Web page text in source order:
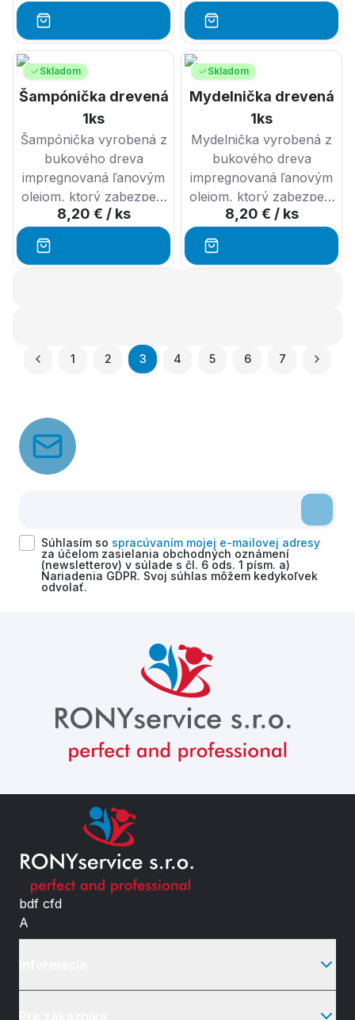
LÁSKYKVET je prírodný
tuhý šampón s obsahom
olivového oleja,
hydrolátom exotického
kvetu ylang-ylang a
kvetinovou vôňou ylang-
ylang.
Šampón je vhodný aj pre
vegánov.
SVIEŽE RÁNO je
prírodný tuhý šampón s
obsahom bio jojobového
a sviežou vôňou šalvie a
citronely.
Skladom
Šampónička drevená
1ks
Šampónička vyrobená z
bukového dreva
impregnovaná ľanovým
olejom, ktorý zabezpečí
odpudzovanie vody.
8,20 € / ks
Skladom
Mydelnička drevená
1ks
Mydelnička vyrobená z
bukového dreva
impregnovaná ľanovým
olejom, ktorý zabezpečí
odpudzovanie vody.
8,20 € / ks
1 2 3 4 5 6 7
Súhlasím so spracúvaním mojej e-mailovej adresy
za účelom zasielania obchodných oznámení
(newsletterov) v súlade s čl. 6 ods. 1 písm. a)
Nariadenia GDPR. Svoj súhlas môžem kedykoľvek
odvolať.
bdf cfd
A